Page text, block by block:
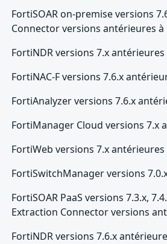
FortiSOAR on-premise versions
Connector versions antérieures à
FortiNDR versions 7.x antérieures
FortiNAC-F versions 7.6.x
FortiAnalyzer versions 7.6.x
FortiManager Cloud versions 7.x
FortiWeb versions 7.x antérieures
FortiSwitchManager versions
FortiSOAR PaaS versions 7.3.x,
Extraction Connector versions
FortiNDR versions 7.6.x